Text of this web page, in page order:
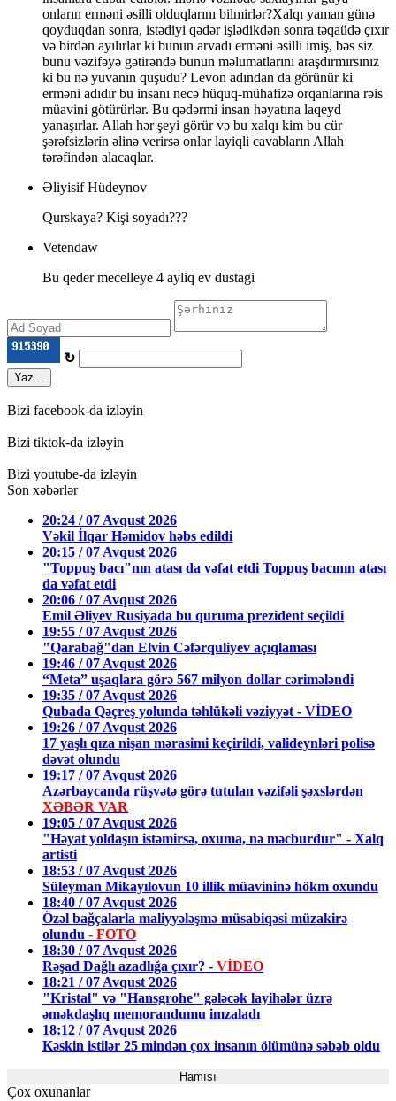
onların erməni əsilli olduqlarını bilmirlər?Xalqı yaman günə
qoyduqdan sonra, istədiyi qədər işlədikdən sonra təqaüdə çıxır
və birdən ayılırlar ki bunun arvadı erməni əsilli imiş, bəs siz
bunu vəzifəyə gətirəndə bunun məlumatlarını araşdırmırsınız
ki bu nə yuvanın quşudu? Levon adından da görünür ki
erməni adıdır bu insanı necə hüquq-mühafizə orqanlarına rəis
müavini götürürlər. Bu qədərmi insan həyatına laqeyd
yanaşırlar. Allah hər şeyi görür və bu xalqı kim bu cür
şərəfsizlərin əlinə verirsə onlar layiqli cavabların Allah
tərəfindən alacaqlar.
Əliyisif Hüdeynov
Qurskaya? Kişi soyadı???
Vetendaw
Bu qeder mecelleye 4 ayliq ev dustagi
↻
Yaz...
Bizi facebook-da izləyin
Bizi tiktok-da izləyin
Bizi youtube-da izləyin
Son xəbərlər
20:24 / 07 Avqust 2026
Vəkil İlqar Həmidov həbs edildi
20:15 / 07 Avqust 2026
"Toppuş bacı"nın atası da vəfat etdi Toppuş bacının atası
da vəfat etdi
20:06 / 07 Avqust 2026
Emil Əliyev Rusiyada bu quruma prezident seçildi
19:55 / 07 Avqust 2026
"Qarabağ"dan Elvin Cəfərquliyev açıqlaması
19:46 / 07 Avqust 2026
“Meta” uşaqlara görə 567 milyon dollar cərimələndi
19:35 / 07 Avqust 2026
Qubada Qəçreş yolunda təhlükəli vəziyyət - VİDEO
19:26 / 07 Avqust 2026
17 yaşlı qıza nişan mərasimi keçirildi, valideynləri polisə
dəvət olundu
19:17 / 07 Avqust 2026
Azərbaycanda rüşvətə görə tutulan vəzifəli şəxslərdən
XƏBƏR VAR
19:05 / 07 Avqust 2026
"Həyat yoldaşın istəmirsə, oxuma, nə məcburdur" - Xalq
artisti
18:53 / 07 Avqust 2026
Süleyman Mikayılovun 10 illik müavininə hökm oxundu
18:40 / 07 Avqust 2026
Özəl bağçalarla maliyyələşmə müsabiqəsi müzakirə
olundu - FOTO
18:30 / 07 Avqust 2026
Rəşad Dağlı azadlığa çıxır? - VİDEO
18:21 / 07 Avqust 2026
"Kristal" və "Hansgrohe" gələcək layihələr üzrə
əməkdaşlıq memorandumu imzaladı
18:12 / 07 Avqust 2026
Kəskin istilər 25 mindən çox insanın ölümünə səbəb oldu
Hamısı
Çox oxunanlar